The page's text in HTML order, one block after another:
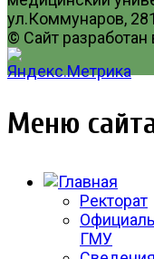
ул.Коммунаров,
© Сайт разработан
Меню
Ректорат
ГМУ